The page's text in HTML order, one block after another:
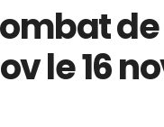
le 16